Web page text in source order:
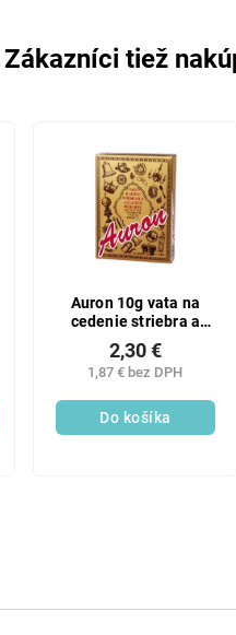
Zákazníci tiež
Auron 10g vata na
cedenie striebra a
zlata
1,87 € bez DPH
2,30 €
Do košíka